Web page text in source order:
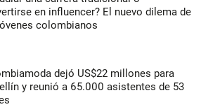
en influencer? El nuevo dilema de
colombianos
dejó US$22 millones para
y reunió a 65.000 asistentes de 53